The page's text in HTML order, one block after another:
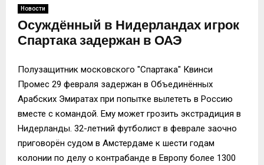
Новости
Осуждённый в Нидерландах игрок
Спартака задержан в ОАЭ
Полузащитник московского "Спартака" Квинси
Промес 29 февраля задержан в Объединённых
Арабских Эмиратах при попытке вылететь в Россию
вместе с командой. Ему может грозить экстрадиция в
Нидерланды. 32-летний футболист в феврале заочно
приговорён судом в Амстердаме к шести годам
колонии по делу о контрабанде в Европу более 1300